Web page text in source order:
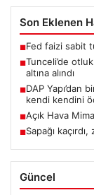
Son Eklenen
■Fed faizi sabit
■Tunceli’de
altına alındı
■DAP Yapı’dan
kendi kendini
■Açık Hava
■Sapağı
Güncel